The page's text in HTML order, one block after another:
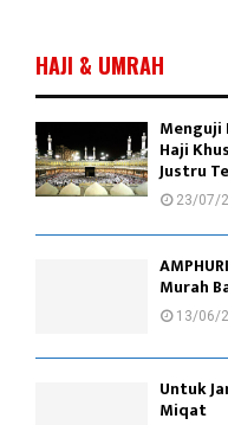
HAJI & UMRAH
Haji
Justru
23/07/
Murah
13/06/
Untuk
Miqat